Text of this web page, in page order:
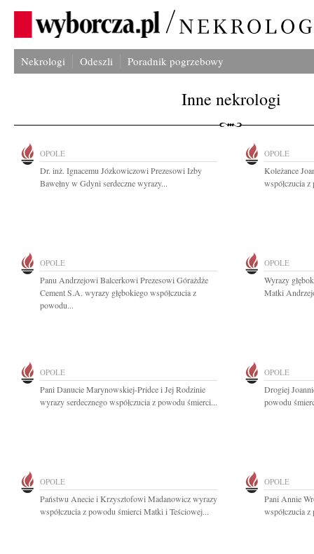
Nekrologi Odeszli Poradnik pogrzebowy
Inne nekrologi
OPOLE
Dr. inż. Ignacemu Józkowiczowi Prezesowi Izby
Bawełny w Gdyni serdeczne wyrazy...
OPOLE
Koleżance
współczucia
OPOLE
Panu Andrzejowi Balcerkowi Prezesowi Górażdże
Cement S.A. wyrazy głębokiego współczucia z
powodu...
OPOLE
Wyrazy
Matki
OPOLE
Pani Danucie Marynowskiej-Pridce i Jej Rodzinie
wyrazy serdecznego współczucia z powodu śmierci...
OPOLE
Drogiej
powodu
OPOLE
Państwu Anecie i Krzysztofowi Madanowicz wyrazy
współczucia z powodu śmierci Matki i Teściowej...
OPOLE
Pani Annie
współczucia